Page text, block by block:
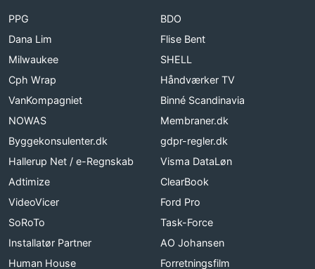
PPG
BDO
Dana Lim
Flise Bent
Milwaukee
SHELL
Cph Wrap
Håndværker TV
VanKompagniet
Binné Scandinavia
NOWAS
Membraner.dk
Byggekonsulenter.dk
gdpr-regler.dk
Hallerup Net / e-Regnskab
Visma DataLøn
Adtimize
ClearBook
VideoVicer
Ford Pro
SoRoTo
Task-Force
Installatør Partner
AO Johansen
Human House
Forretningsfilm